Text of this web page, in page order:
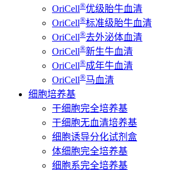
OriCell®优级胎牛血清
OriCell®标准级胎牛血清
OriCell®去外泌体血清
OriCell®新生牛血清
OriCell®成年牛血清
OriCell®马血清
细胞培养基
干细胞完全培养基
干细胞无血清培养基
细胞诱导分化试剂盒
体细胞完全培养基
细胞系完全培养基